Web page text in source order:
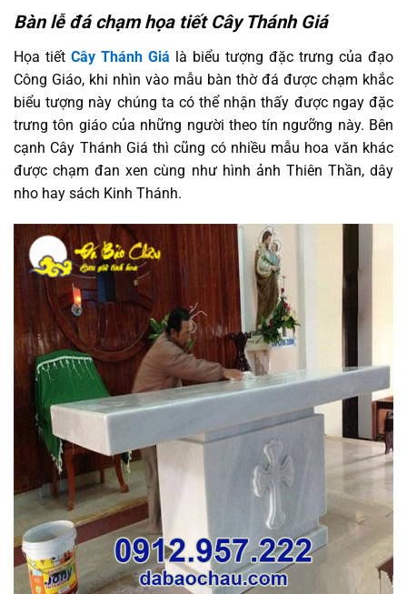
Bàn lễ đá chạm họa tiết Cây Thánh Giá
Họa tiết Cây Thánh Giá là biểu tượng đặc trưng của đạo
Công Giáo, khi nhìn vào mẫu bàn thờ đá được chạm khắc
biểu tượng này chúng ta có thể nhận thấy được ngay đặc
trưng tôn giáo của những người theo tín ngưỡng này. Bên
cạnh Cây Thánh Giá thì cũng có nhiều mẫu hoa văn khác
được chạm đan xen cùng như hình ảnh Thiên Thần, dây
nho hay sách Kinh Thánh.